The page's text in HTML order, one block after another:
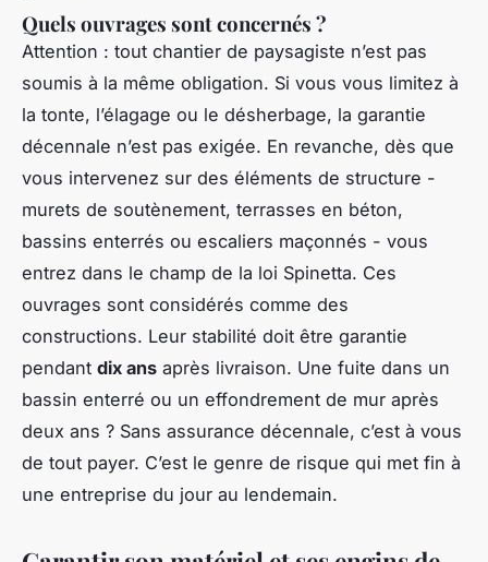
Quels ouvrages sont concernés ?
Attention : tout chantier de paysagiste n’est pas
soumis à la même obligation. Si vous vous limitez à
la tonte, l’élagage ou le désherbage, la garantie
décennale n’est pas exigée. En revanche, dès que
vous intervenez sur des éléments de structure -
murets de soutènement, terrasses en béton,
bassins enterrés ou escaliers maçonnés - vous
entrez dans le champ de la loi Spinetta. Ces
ouvrages sont considérés comme des
constructions. Leur stabilité doit être garantie
pendant dix ans après livraison. Une fuite dans un
bassin enterré ou un effondrement de mur après
deux ans ? Sans assurance décennale, c’est à vous
de tout payer. C’est le genre de risque qui met fin à
une entreprise du jour au lendemain.